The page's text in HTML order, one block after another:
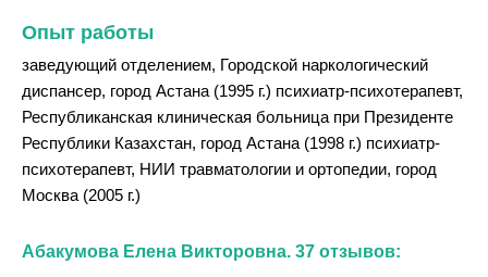
Опыт работы
заведующий отделением, Городской наркологический
диспансер, город Астана (1995 г.) психиатр-психотерапевт,
Республиканская клиническая больница при Президенте
Республики Казахстан, город Астана (1998 г.) психиатр-
психотерапевт, НИИ травматологии и ортопедии, город
Москва (2005 г.)
Абакумова Елена Викторовна. 37 отзывов: